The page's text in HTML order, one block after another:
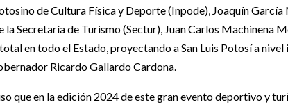
de Cultura Física y Deporte (Inpode), Joaquín García
Secretaría de Turismo (Sectur), Juan Carlos Machinena
en todo el Estado, proyectando a San Luis Potosí a nivel
Ricardo Gallardo Cardona.
que en la edición 2024 de este gran evento deportivo y